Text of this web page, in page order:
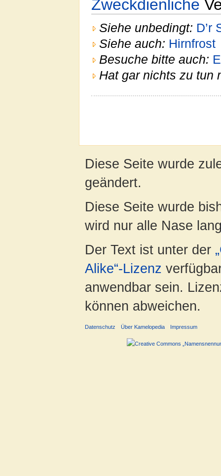
Zweckdienliche
Siehe unbedingt: D’r
Siehe auch: Hirnfrost
Besuche bitte auch:
Hat gar nichts zu tun
Diese Seite wurde
geändert.
Diese Seite wurde
wird nur alle Nase
Der Text ist unter der
Alike“-Lizenz
anwendbar sein.
können abweichen.
Datenschutz Über Kamelopedia Impressum